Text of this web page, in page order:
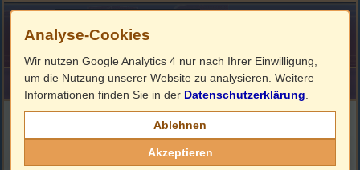
HOME ImpressumLinks
Filmbeschreibung, Cover & DVD Infos
Analyse-Cookies
Wir nutzen Google Analytics 4 nur nach Ihrer Einwilligung,
um die Nutzung unserer Website zu analysieren. Weitere
Informationen finden Sie in der Datenschutzerklärung
Ablehnen
Akzeptieren